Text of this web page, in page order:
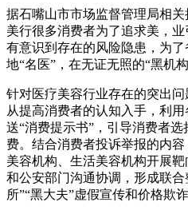
据石嘴山市市场监督管理局相关
美行很多消费者为了追求美，
有意识到存在的风险隐患，为
地“名医”，在无证无照的“黑机
针对医疗美容行业存在的突出
从提高消费者的认知入手，利
送“消费提示书”，引导消费者
费。结合消费者投诉举报的内
美容机构、生活美容机构开展
和公安部门沟通协调，形成联
所”“黑大夫”虚假宣传和价格欺